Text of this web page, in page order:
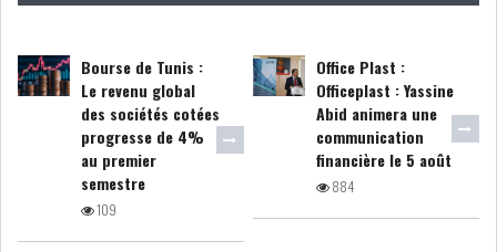
FINANCIER IMMOBILIER
HOLDING INDUSTRIEL
AGRO-ALIMENTAIRE DIVERS
Bourse de Tunis :
Le revenu global
des sociétés cotées
progresse de 4%
au premier
semestre
109
Office Plast :
Officeplast : Yassine
Abid animera une
communication
financière le 5 août
884